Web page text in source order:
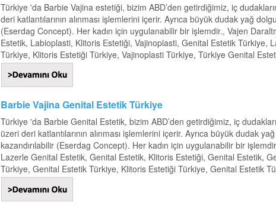
Türkiye 'da Barbie Vajina estetiği, bizim ABD’den getirdiğimiz, iç
deri katlantılarının alınması işlemlerini içerir. Ayrıca büyük dudak yağ
(Eserdag Concept). Her kadın için uygulanabilir bir işlemdir., Vajen
Estetik, Labioplasti, Klitoris Estetiği, Vajinoplasti, Genital Estetik Türkiye,
Türkiye, Klitoris Estetiği Türkiye, Vajinoplasti Türkiye, Türkiye Genital
Barbie Vajina Genital Estetik Türkiye
Türkiye 'da Barbie Genital Estetik, bizim ABD’den getirdiğimiz, iç
üzeri deri katlantılarının alınması işlemlerini içerir. Ayrıca büyük dudak
kazandırılabilir (Eserdag Concept). Her kadın için uygulanabilir bir
Lazerle Genital Estetik, Genital Estetik, Klitoris Estetiği, Genital Estetik,
Türkiye, Genital Estetik Türkiye, Klitoris Estetiği Türkiye, Genital Estetik